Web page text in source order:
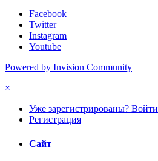
Facebook
Twitter
Instagram
Youtube
Powered by Invision Community
×
Уже зарегистрированы? Войти
Регистрация
Сайт